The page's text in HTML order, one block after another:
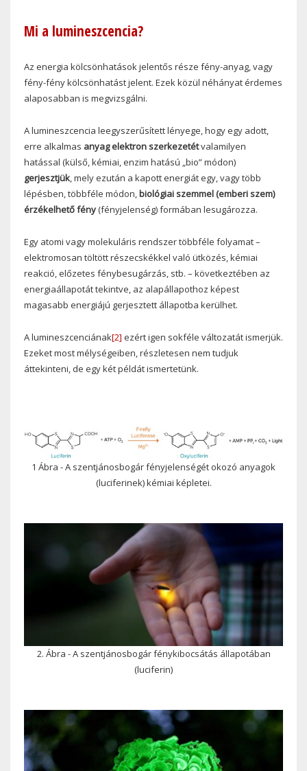
Mi a lumineszcencia?
Az energia kölcsönhatások jelentős része fény-anyag, vagy
fény-fény kölcsönhatást jelent. Ezek közül néhányat érdemes
alaposabban is megvizsgálni.
A lumineszcencia leegyszerűsített lényege, hogy egy adott,
erre alkalmas anyag elektron szerkezetétvalamilyen
hatással (külső, kémiai, enzim hatású „bio” módon)
gerjesztjük, mely ezután a kapott energiát egy, vagy több
lépésben, többféle módon,biológiai szemmel (emberi szem)
érzékelhető fény(fényjelenség) formában lesugározza.
Egy atomi vagy molekuláris rendszer többféle folyamat –
elektromosan töltött részecskékkel való ütközés, kémiai
reakció, előzetes fénybesugárzás, stb. – következtében az
energiaállapotát tekintve, az alapállapothoz képest
magasabb energiájú gerjesztett állapotba kerülhet.
A lumineszcenciának[2] ezért igen sokféle változatát ismerjük.
Ezeket most mélységeiben, részletesen nem tudjuk
áttekinteni, de egy két példát ismertetünk.
1 Ábra - A szentjánosbogár fényjelenségét okozó anyagok
(luciferinek) kémiai képletei.
2. Ábra - A szentjánosbogár fénykibocsátás állapotában
(luciferin)